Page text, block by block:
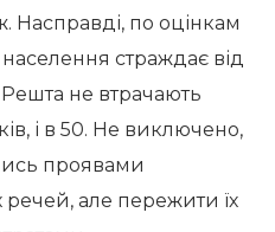
Насправді, по оцінкам
населення страждає від
не втрачають
і в 50. Не виключено,
проявами
але пережити їх